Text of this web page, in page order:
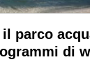
parco
di